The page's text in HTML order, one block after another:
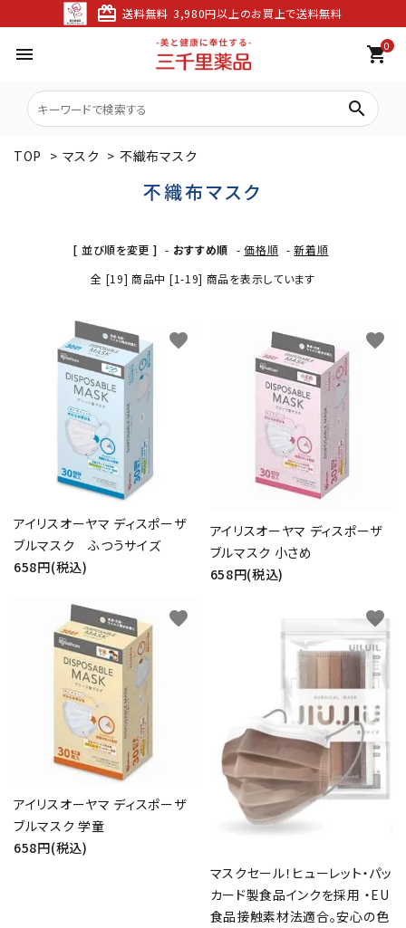
card_giftcard 送料無料 3,980円以上のお買上で送料無料
menu 0
shopping_cart
search
TOP > マスク > 不織布マスク
不織布マスク
[ 並び順を変更 ] - おすすめ順 -価格順 -新着順
全 [19] 商品中 [1-19] 商品を表示しています
アイリスオーヤマ ディスポーザ
ブルマスク ふつうサイズ
658円(税込)
favorite
アイリスオーヤマ ディスポーザ
ブルマスク 小さめ
658円(税込)
favorite
アイリスオーヤマ ディスポーザ
ブルマスク 学童
658円(税込)
favorite
マスクセール！ヒューレット・パッ
カード製食品インクを採用 ・EU
食品接触素材法適合。安心の色
favorite